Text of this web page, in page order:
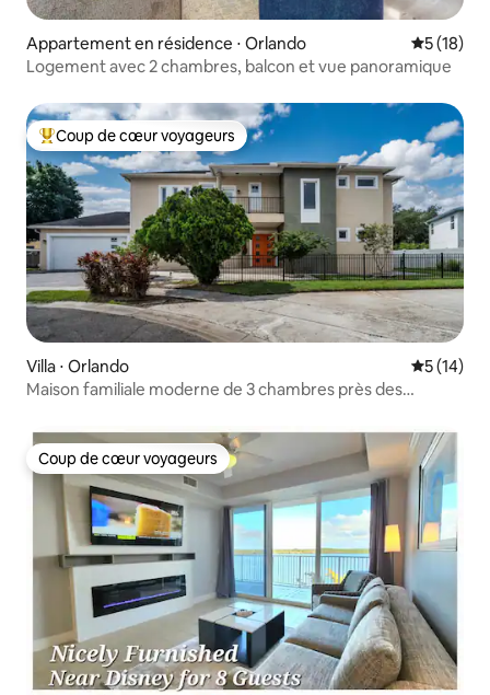
Appartement en résidence ⋅ Orlando
5 (18)
Logement avec 2 chambres, balcon et vue panoramique
Coups de cœur voyageurs les plus appréciés
Coup de cœur voyageurs
Villa ⋅ Orlando
5 (14)
Maison familiale moderne de 3 chambres près des
Coup de cœur voyageurs
Coup de cœur voyageurs